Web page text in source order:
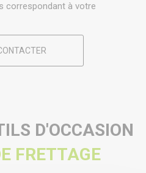
correspondant à votre
D'OCCASION
FRETTAGE